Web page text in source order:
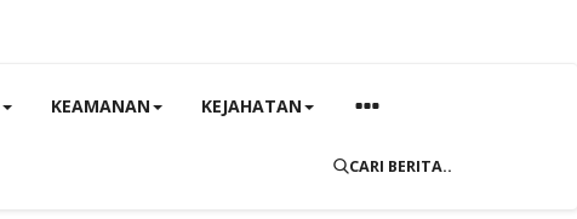
KEAMANAN KEJAHATAN
CARI BERITA..